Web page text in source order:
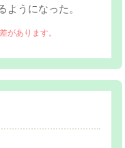
ようになった。
があります。